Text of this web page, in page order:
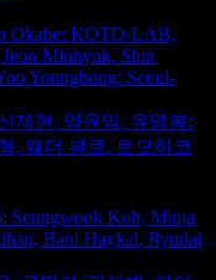
Okabe: KOTO-LAB,
Minhyuk, Shin
Youngbong: Seoul-
제현, 양윤임, 유영봉:
, 웨더 뷰로, 토모히코
Seungwook Koh, Minja
Bani Haykal, Ryudai